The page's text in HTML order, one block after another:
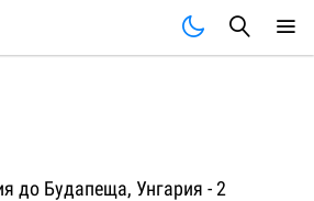
до Будапеща, Унгария - 2